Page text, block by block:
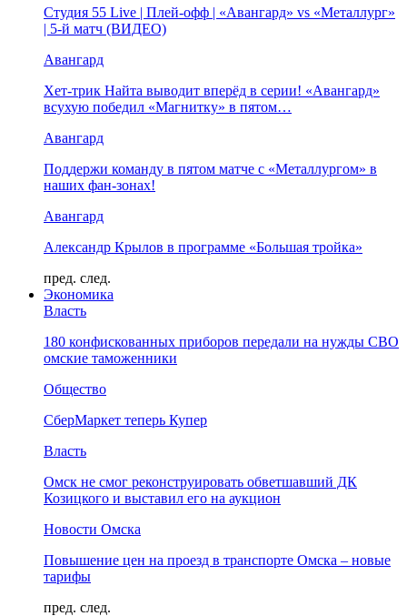
Студия 55 Live | Плей-офф | «Авангард» vs «Металлург»
| 5-й матч (ВИДЕО)
Авангард
Хет-трик Найта выводит вперёд в серии! «Авангард»
всухую победил «Магнитку» в пятом…
Авангард
Поддержи команду в пятом матче с «Металлургом» в
наших фан-зонах!
Авангард
Александр Крылов в программе «Большая тройка»
пред. след.
Экономика
Власть
180 конфискованных приборов передали на нужды СВО
омские таможенники
Общество
СберМаркет теперь Купер
Власть
Омск не смог реконструировать обветшавший ДК
Козицкого и выставил его на аукцион
Новости Омска
Повышение цен на проезд в транспорте Омска – новые
тарифы
пред. след.